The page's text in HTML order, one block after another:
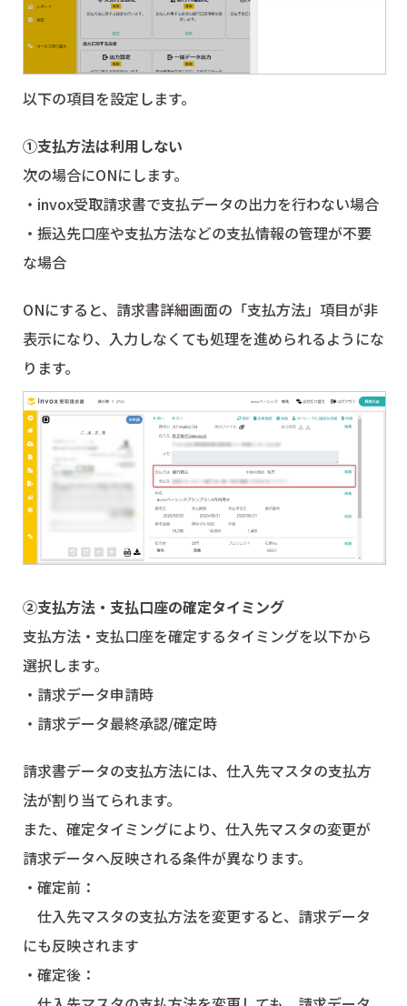
以下の項目を設定します。
①支払方法は利用しない
次の場合にONにします。
・invox受取請求書で支払データの出力を行わない場合
・振込先口座や支払方法などの支払情報の管理が不要
な場合
ONにすると、請求書詳細画面の「支払方法」項目が非
表示になり、入力しなくても処理を進められるようにな
ります。
②支払方法・支払口座の確定タイミング
支払方法・支払口座を確定するタイミングを以下から
選択します。
・請求データ申請時
・請求データ最終承認/確定時
請求書データの支払方法には、仕入先マスタの支払方
法が割り当てられます。
また、確定タイミングにより、仕入先マスタの変更が
請求データへ反映される条件が異なります。
・確定前：
仕入先マスタの支払方法を変更すると、請求データ
にも反映されます
・確定後：